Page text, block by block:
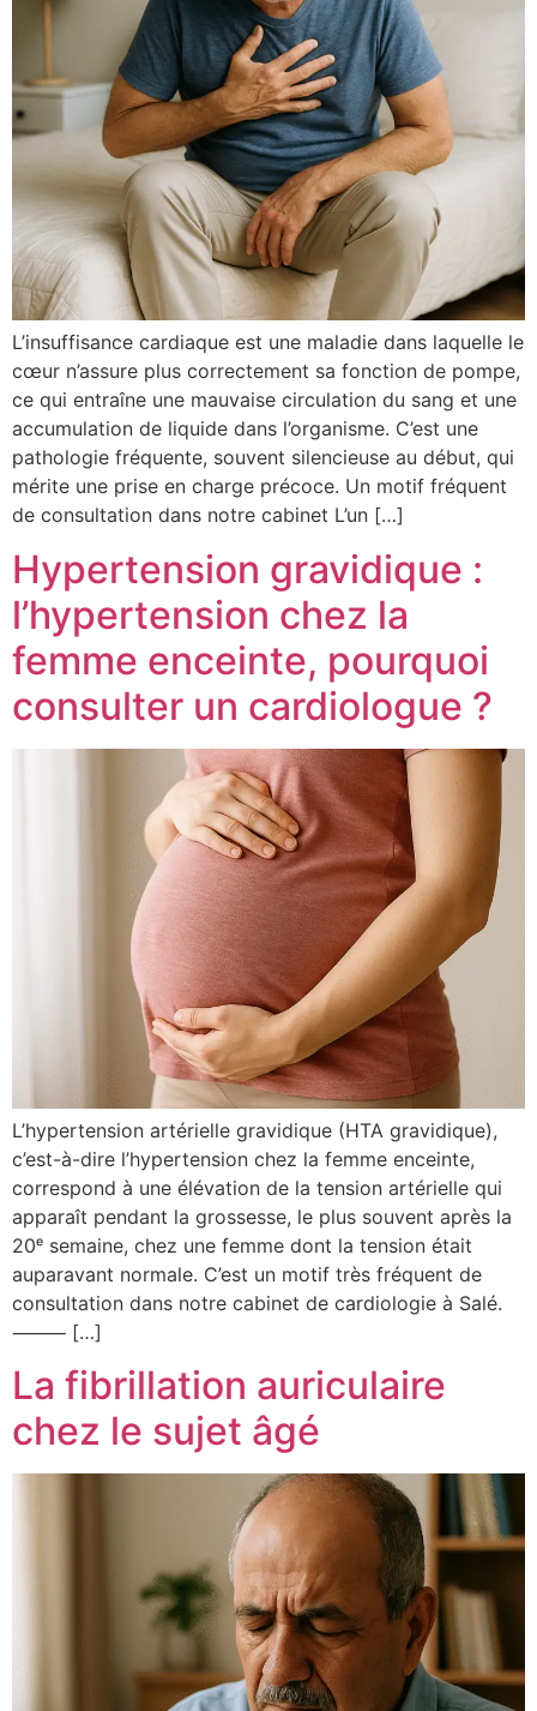
L’insuffisance cardiaque est une maladie dans laquelle le
cœur n’assure plus correctement sa fonction de pompe,
ce qui entraîne une mauvaise circulation du sang et une
accumulation de liquide dans l’organisme. C’est une
pathologie fréquente, souvent silencieuse au début, qui
mérite une prise en charge précoce. Un motif fréquent
de consultation dans notre cabinet L’un […]
Hypertension gravidique :
l’hypertension chez la
femme enceinte, pourquoi
consulter un cardiologue ?
L’hypertension artérielle gravidique (HTA gravidique),
c’est-à-dire l’hypertension chez la femme enceinte,
correspond à une élévation de la tension artérielle qui
apparaît pendant la grossesse, le plus souvent après la
20ᵉ semaine, chez une femme dont la tension était
auparavant normale. C’est un motif très fréquent de
consultation dans notre cabinet de cardiologie à Salé.
⸻ […]
La fibrillation auriculaire
chez le sujet âgé